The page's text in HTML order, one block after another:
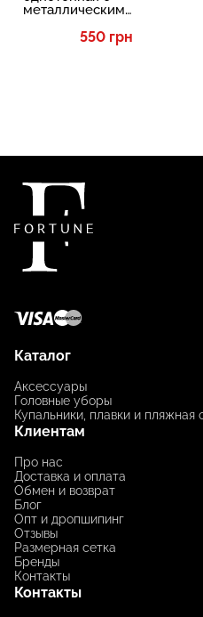
металлическим
KENT&AVER Белый 13477
550 грн
Каталог
Аксессуары
Головные уборы
Купальники, плавки и пляжная
Клиентам
Про нас
Доставка и оплата
Обмен и возврат
Блог
Опт и дропшипинг
Отзывы
Размерная сетка
Бренды
Контакты
Контакты